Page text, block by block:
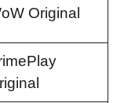
Original